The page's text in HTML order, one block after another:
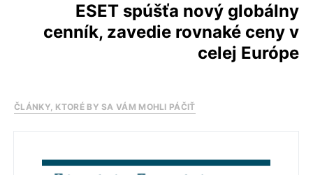
ESET spúšťa nový globálny
cenník, zavedie rovnaké ceny v
celej Európe
ČLÁNKY, KTORÉ BY SA VÁM MOHLI PÁČIŤ